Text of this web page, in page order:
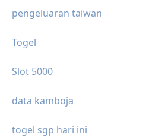
pengeluaran taiwan
Togel
Slot 5000
data kamboja
togel sgp hari ini